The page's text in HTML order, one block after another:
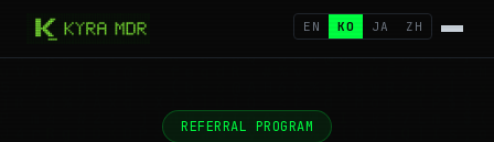
EN KO JA ZH
REFERRAL PROGRAM